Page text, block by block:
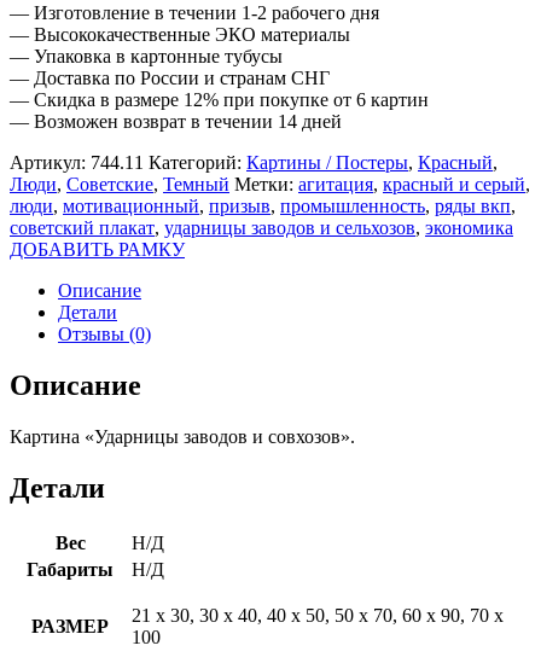
— Изготовление в течении 1-2 рабочего дня
— Высококачественные ЭКО материалы
— Упаковка в картонные тубусы
— Доставка по России и странам СНГ
— Скидка в размере 12% при покупке от 6 картин
— Возможен возврат в течении 14 дней
Артикул: 744.11 Категорий: Картины / Постеры, Красный,
Люди, Советские, Темный Метки: агитация, красный и серый,
люди, мотивационный, призыв, промышленность, ряды вкп,
советский плакат, ударницы заводов и сельхозов, экономика
ДОБАВИТЬ РАМКУ
Описание
Детали
Отзывы (0)
Описание
Картина «Ударницы заводов и совхозов».
Детали
Вес
Н/Д
Габариты
Н/Д
РАЗМЕР
21 х 30, 30 х 40, 40 х 50, 50 х 70, 60 х 90, 70 х
100